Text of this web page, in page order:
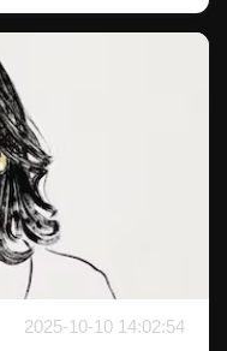
2025-10-10 14:02:54